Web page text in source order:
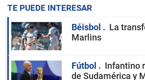
TE PUEDE INTERESAR
Béisbol
La
Marlins
Fútbol
Infantino
de Sudamérica y